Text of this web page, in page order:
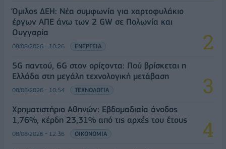
Όμιλος ΔΕΗ: Νέα συμφωνία για χαρτοφυλάκιο
έργων ΑΠΕ άνω των 2 GW σε Πολωνία και
Ουγγαρία
08/08/2026 - 10:26 ΕΝΕΡΓΕΙΑ
5G παντού, 6G στον ορίζοντα: Πού βρίσκεται η
Ελλάδα στη μεγάλη τεχνολογική μετάβαση
08/08/2026 - 10:54 ΤΕΧΝΟΛΟΓΙΑ
Χρηματιστήριο Αθηνών: Εβδομαδιαία άνοδος
1,76%, κέρδη 23,31% από τις αρχές του έτους
08/08/2026 - 12:36 ΟΙΚΟΝΟΜΙΑ